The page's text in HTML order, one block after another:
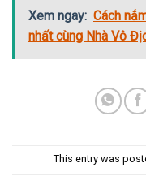
Xem ngay: Cách
nhất cùng Nhà Vô
This entry was